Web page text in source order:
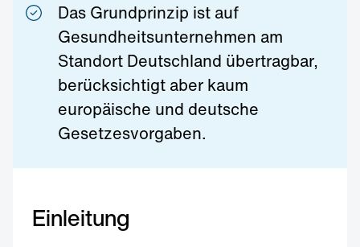
Das Grundprinzip ist auf
Gesundheitsunternehmen am
Standort Deutschland übertragbar,
berücksichtigt aber kaum
europäische und deutsche
Gesetzesvorgaben.
Einleitung